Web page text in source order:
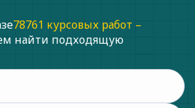
78761 курсовых работ –
найти подходящую